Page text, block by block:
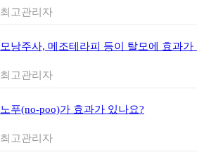
최고관리자
모낭주사, 메조테라피 등이 탈모에 효과가
최고관리자
노푸(no-poo)가 효과가 있나요?
최고관리자